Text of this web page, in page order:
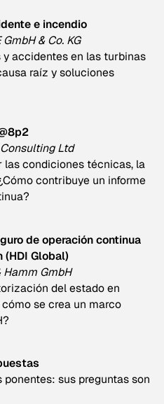
e incendio
& Co. KG
accidentes en las turbinas
raíz y soluciones
Ltd
las condiciones técnicas, la
contribuye un informe
de operación continua
(HDI Global)
GmbH
del estado en
se crea un marco
sus preguntas son